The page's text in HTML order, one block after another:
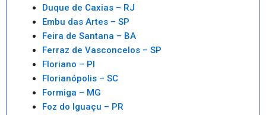
Duque de Caxias – RJ
Embu das Artes – SP
Feira de Santana – BA
Ferraz de Vasconcelos – SP
Floriano – PI
Florianópolis – SC
Formiga – MG
Foz do Iguaçu – PR